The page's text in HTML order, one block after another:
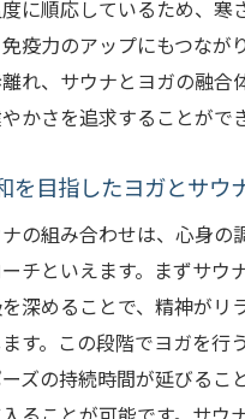
に順応しているため、寒
疫力のアップにもつなが
れ、サウナとヨガの融合
かさを追求することがで
を目指したヨガとサウ
の組み合わせは、心身の
チといえます。まずサウ
深めることで、精神がリ
す。この段階でヨガを行
ズの持続時間が延びるこ